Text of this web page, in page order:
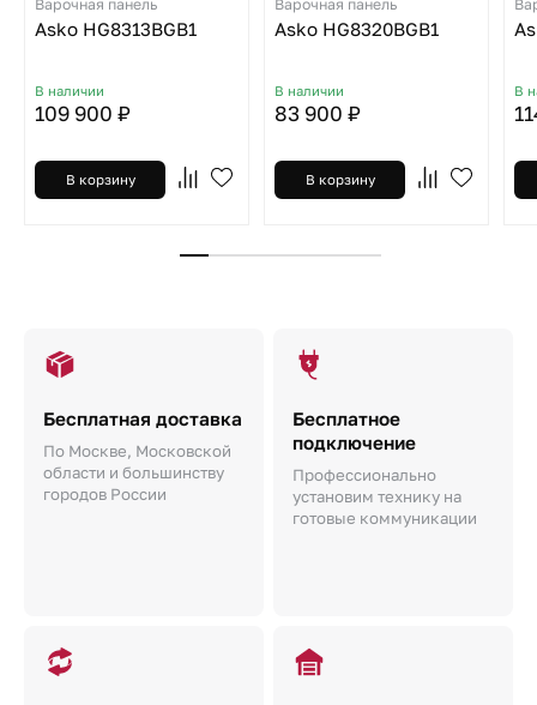
Варочная панель
Asko HG8313BGB1
В наличии
109 900 ₽
В корзину
Варочная панель
Asko HG8320BGB1
В наличии
83 900 ₽
В корзину
В
Бесплатная доставка
По Москве, Московской
области и большинству
городов России
Бесплатное
подключение
Профессионально
установим технику на
готовые коммуникации